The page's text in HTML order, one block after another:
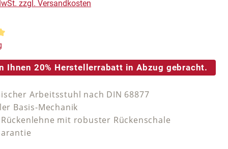
zzgl. Versandkosten
Bewertung von 5 von 5 Sternen
Ihnen 20% Herstellerrabatt in Abzug gebracht.
Arbeitsstuhl nach DIN 68877
Basis-Mechanik
mit robuster Rückenschale